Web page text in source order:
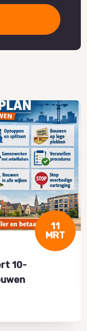
11
MRT
10-